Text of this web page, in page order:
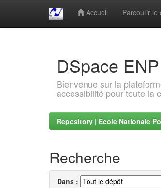
Accueil Parcourir le
DSpace ENP
Bienvenue sur la
accessibilité pour toute la
Repository | Ecole Nationale
Recherche
Dans :